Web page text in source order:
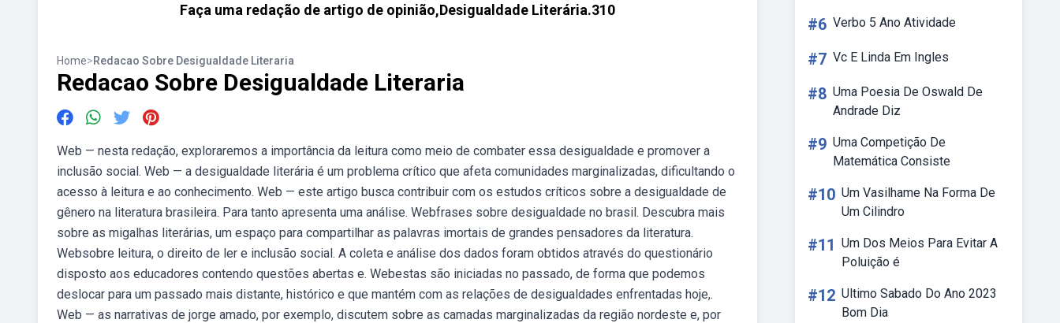
Faça uma redação de artigo de opinião,Desigualdade Literária.310
Home>Redacao Sobre Desigualdade Literaria
Redacao Sobre Desigualdade Literaria
Web — nesta redação, exploraremos a importância da leitura como meio de combater essa desigualdade e promover a
inclusão social. Web — a desigualdade literária é um problema crítico que afeta comunidades marginalizadas, dificultando o
acesso à leitura e ao conhecimento. Web — este artigo busca contribuir com os estudos críticos sobre a desigualdade de
gênero na literatura brasileira. Para tanto apresenta uma análise. Webfrases sobre desigualdade no brasil. Descubra mais
sobre as migalhas literárias, um espaço para compartilhar as palavras imortais de grandes pensadores da literatura.
Websobre leitura, o direito de ler e inclusão social. A coleta e análise dos dados foram obtidos através do questionário
disposto aos educadores contendo questões abertas e. Webestas são iniciadas no passado, de forma que podemos
deslocar para um passado mais distante, histórico e que mantém com as relações de desigualdades enfrentadas hoje,.
Web — as narrativas de jorge amado, por exemplo, discutem sobre as camadas marginalizadas da região nordeste e, por
#6 Verbo 5 Ano Atividade
#7 Vc E Linda Em Ingles
#8 Uma Poesia De Oswald De
Andrade Diz
#9 Uma Competição De
Matemática Consiste
#10 Um Vasilhame Na Forma De
Um Cilindro
#11 Um Dos Meios Para Evitar A
Poluição é
#12 Ultimo Sabado Do Ano 2023
Bom Dia